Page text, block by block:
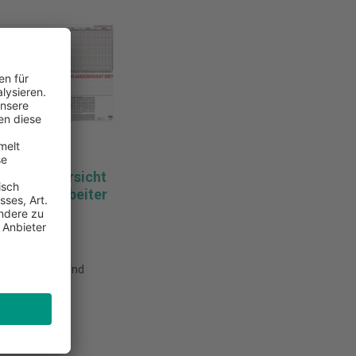
40 Mitarbeiter
€*
und Versand